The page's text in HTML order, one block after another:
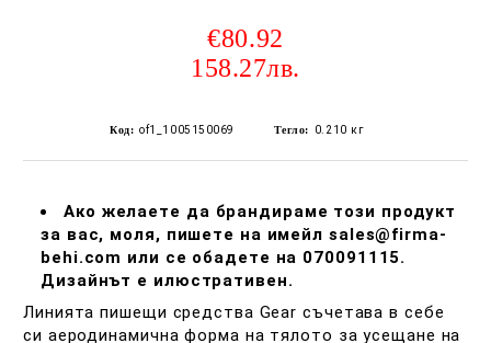
€80.92
158.27лв.
Код: of1_1005150069 Тегло: 0.210 кг
Ако желаете да брандираме този продукт
за вас, моля, пишете на имейл sales@firma-
behi.com или се обадете на 070091115.
Дизайнът е илюстративен.
Линията пишещи средства Gear съчетава в себе
си аеродинамична форма на тялото за усещане на